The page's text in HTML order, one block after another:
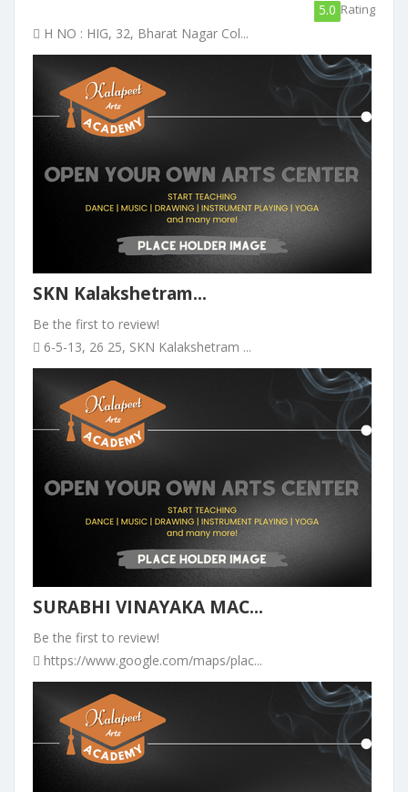
5.0 Rating
H NO : HIG, 32, Bharat Nagar Col...
SKN Kalakshetram...
Be the first to review!
6-5-13, 26 25, SKN Kalakshetram ...
SURABHI VINAYAKA MAC...
Be the first to review!
https://www.google.com/maps/plac...